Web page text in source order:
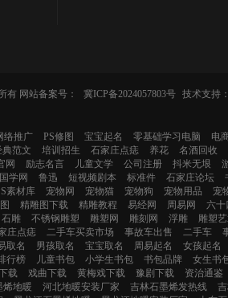
有 网站备案号： 冀ICP备2024057803号 技术支持：
络推广 PS修图 宝宝起名 零基础学习电脑 电
典范文 培训招生 石家庄点痣 养花 名酒回收
网 励志名言 儿童文学 公司注册 抖米无垠
国学网 鲁迅 短视频剧本 标准件 石家庄论坛
素材库 宠物网 宠物猫 宠物狗 宠物用品 宠
精雕图下载 精雕教程 易经网 周易网 六十
石雕 不锈钢雕塑 雕塑网 雕刻网 浮雕 雕塑
庄点痣 二手车买卖市场 事故车出售 二手车
取名 男孩取名 宝宝取名 周易起名 女孩起名
行榜 儿童书包 小学生书包 书包品牌 女生书
载 戏曲下载 黄梅戏下载 豫剧下载 资治通鉴
烯地暖 河北地暖安装厂家 吉林石墨烯发热线